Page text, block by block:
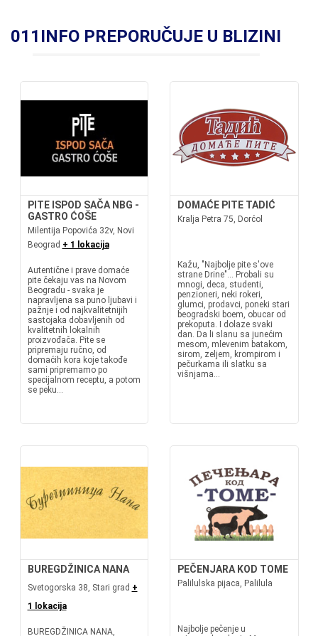
011INFO PREPORUČUJE U BLIZINI
PITE ISPOD SAČA NBG -
GASTRO ĆOŠE
Milentija Popovića 32v, Novi
Beograd + 1 lokacija
Autentične i prave domaće
pite čekaju vas na Novom
Beogradu - svaka je
napravljena sa puno ljubavi i
pažnje i od najkvalitetnijih
sastojaka dobavljenih od
kvalitetnih lokalnih
proizvođača. Pite se
pripremaju ručno, od
domaćih kora koje takođe
sami pripremamo po
specijalnom receptu, a potom
se peku...
DOMAĆE PITE TADIĆ
Kralja Petra 75, Dorćol
Kažu, "Najbolje pite s'ove
strane Drine"... Probali su
mnogi, deca, studenti,
penzioneri, neki rokeri,
glumci, prodavci, poneki stari
beogradski boem, obucar od
prekoputa. I dolaze svaki
dan. Da li slanu sa junećim
mesom, mlevenim batakom,
sirom, zeljem, krompirom i
pečurkama ili slatku sa
višnjama...
BUREGDŽINICA NANA
Svetogorska 38, Stari grad +
1 lokacija
BUREGDŽINICA NANA,
PEČENJARA KOD TOME
Palilulska pijaca, Palilula
Najbolje pečenje u